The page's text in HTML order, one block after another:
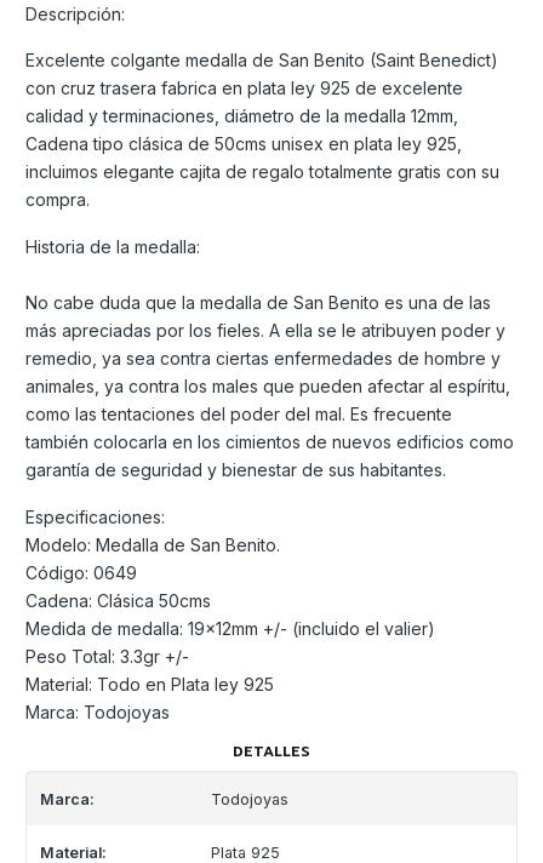
Descripción:
Excelente colgante medalla de San Benito (Saint Benedict)
con cruz trasera fabrica en plata ley 925 de excelente
calidad y terminaciones, diámetro de la medalla 12mm,
Cadena tipo clásica de 50cms unisex en plata ley 925,
incluimos elegante cajita de regalo totalmente gratis con su
compra.
Historia de la medalla:
No cabe duda que la medalla de San Benito es una de las
más apreciadas por los fieles. A ella se le atribuyen poder y
remedio, ya sea contra ciertas enfermedades de hombre y
animales, ya contra los males que pueden afectar al espíritu,
como las tentaciones del poder del mal. Es frecuente
también colocarla en los cimientos de nuevos edificios como
garantía de seguridad y bienestar de sus habitantes.
Especificaciones:
Modelo: Medalla de San Benito.
Código: 0649
Cadena: Clásica 50cms
Medida de medalla: 19x12mm +/- (incluido el valier)
Peso Total: 3.3gr +/-
Material: Todo en Plata ley 925
Marca: Todojoyas
DETALLES
Marca: Todojoyas
Material: Plata 925